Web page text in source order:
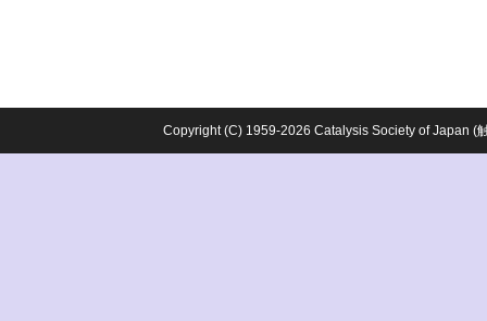
Copyright (C) 1959-2026 Catalysis Society of Japan (